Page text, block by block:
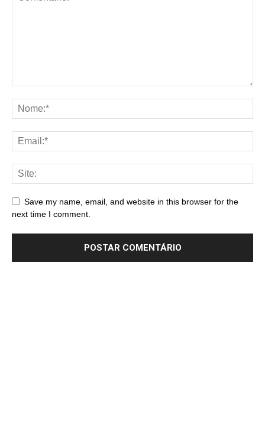
Save my name, email, and website in this browser for the
next time I comment.